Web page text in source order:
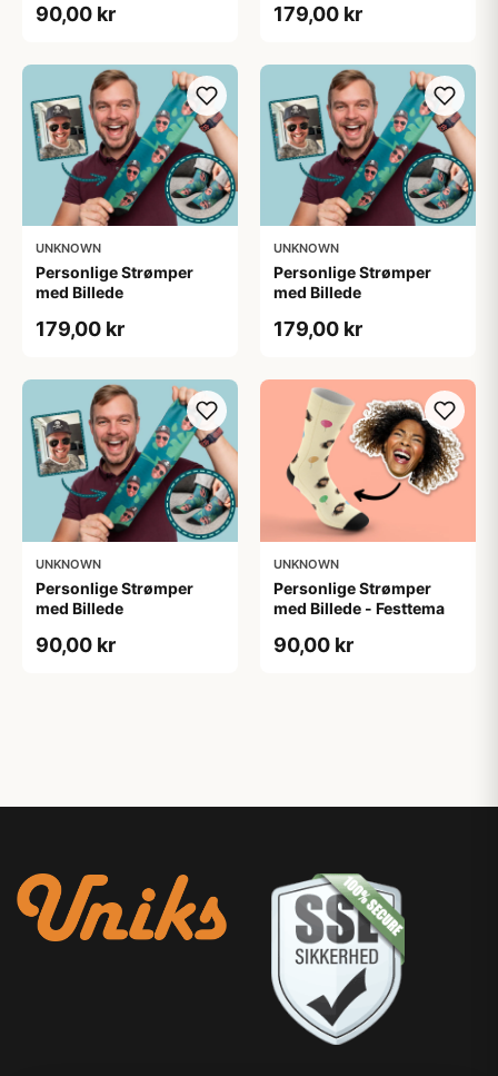
90,00 kr 179,00 kr
UNKNOWN
Personlige Strømper
med Billede
179,00 kr
UNKNOWN
Personlige Strømper
med Billede
179,00 kr
UNKNOWN
Personlige Strømper
med Billede
90,00 kr
UNKNOWN
Personlige Strømper
med Billede - Festtema
90,00 kr